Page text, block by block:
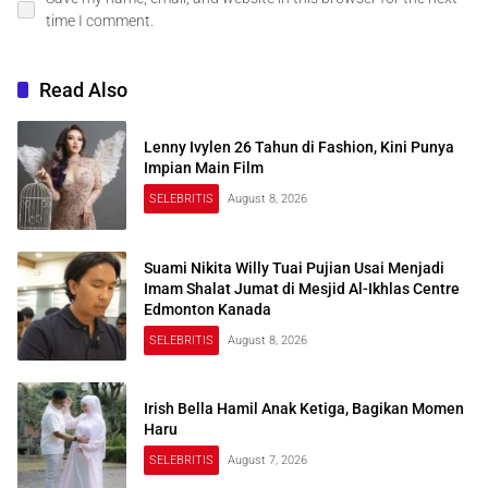
time I comment.
Read Also
Lenny Ivylen 26 Tahun di Fashion, Kini Punya
Impian Main Film
SELEBRITIS August 8, 2026
Suami Nikita Willy Tuai Pujian Usai Menjadi
Imam Shalat Jumat di Mesjid Al-Ikhlas Centre
Edmonton Kanada
SELEBRITIS August 8, 2026
Irish Bella Hamil Anak Ketiga, Bagikan Momen
Haru
SELEBRITIS August 7, 2026